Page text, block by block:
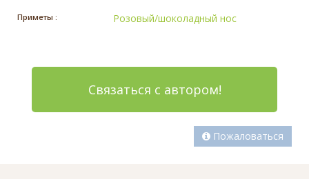
Приметы : Розовый/шоколадный нос
Связаться с автором!
Пожаловаться